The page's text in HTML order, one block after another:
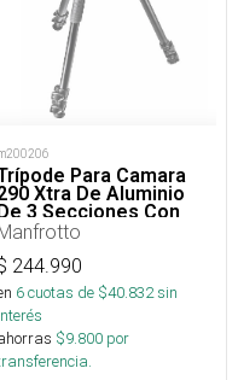
Para Camara
Xtra De Aluminio
3 Secciones Con
244.990
6cuotas de $40.832sin
$9.800 por